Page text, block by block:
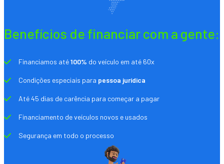
Benefícios de financiar com a gente:
Financiamos até100% do veículo em até 60x
Condições especiais para pessoa jurídica
Até 45 dias de carência para começar a pagar
Financiamento de veículos novos e usados
Segurança em todo o processo